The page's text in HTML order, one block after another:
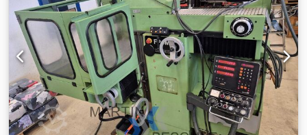
4,5 t. Prix : 2 750 EUR hors TVA, départ site. Dcodszrbtyspfx
Af Ajk